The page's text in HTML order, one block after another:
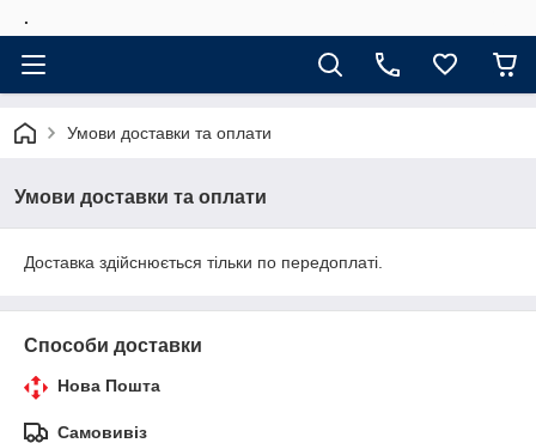
.
Умови доставки та оплати
Умови доставки та оплати
Доставка здійснюється тільки по передоплаті.
Способи доставки
Нова Пошта
Самовивіз